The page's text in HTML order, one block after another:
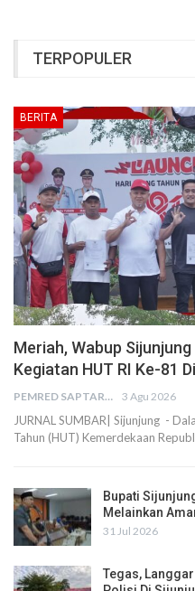
TERPOPULER
BERITA
Meriah, Wabup
Kegiatan HUT RI Ke-81
PEMRED SAPTARIUS 3 Agu 2026
JURNAL SUMBAR| Sijunjung -
Tahun (HUT) Kemerdekaan
Bupati
Melainkan
31 Jul 2026
Tegas,